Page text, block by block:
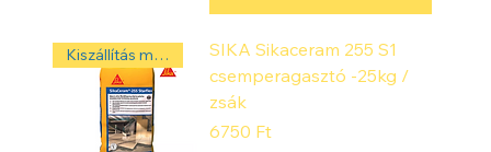
Kiszállítás másnap! ‼️
SIKA Sikaceram 255 S1
csemperagasztó -25kg /
zsák
Ár
6750 Ft